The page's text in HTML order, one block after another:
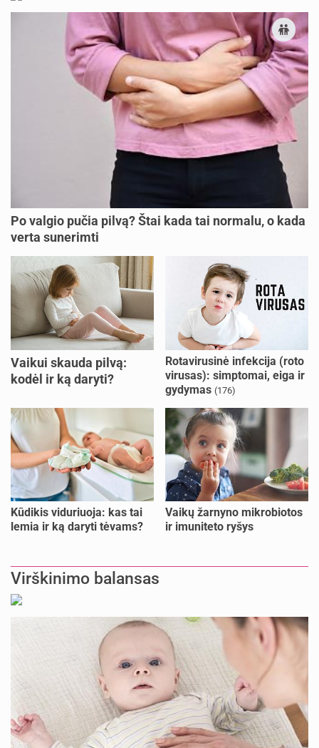
Po valgio pučia pilvą? Štai kada tai normalu, o kada
verta sunerimti
Vaikui skauda pilvą:
kodėl ir ką daryti?
Rotavirusinė infekcija (roto
virusas): simptomai, eiga ir
gydymas (176)
Kūdikis viduriuoja: kas tai
lemia ir ką daryti tėvams?
Vaikų žarnyno mikrobiotos
ir imuniteto ryšys
Virškinimo balansas